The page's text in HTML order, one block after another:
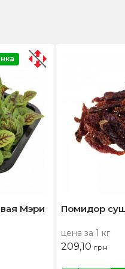
Мэри Помидор
цена за 1 кг
209,10 грн